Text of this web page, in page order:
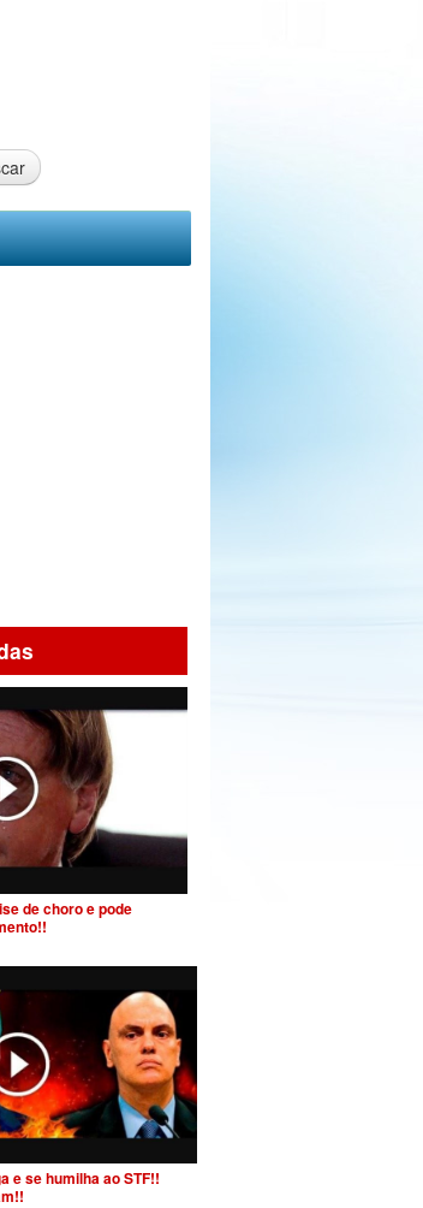
de choro e pode
e se humilha ao STF!!